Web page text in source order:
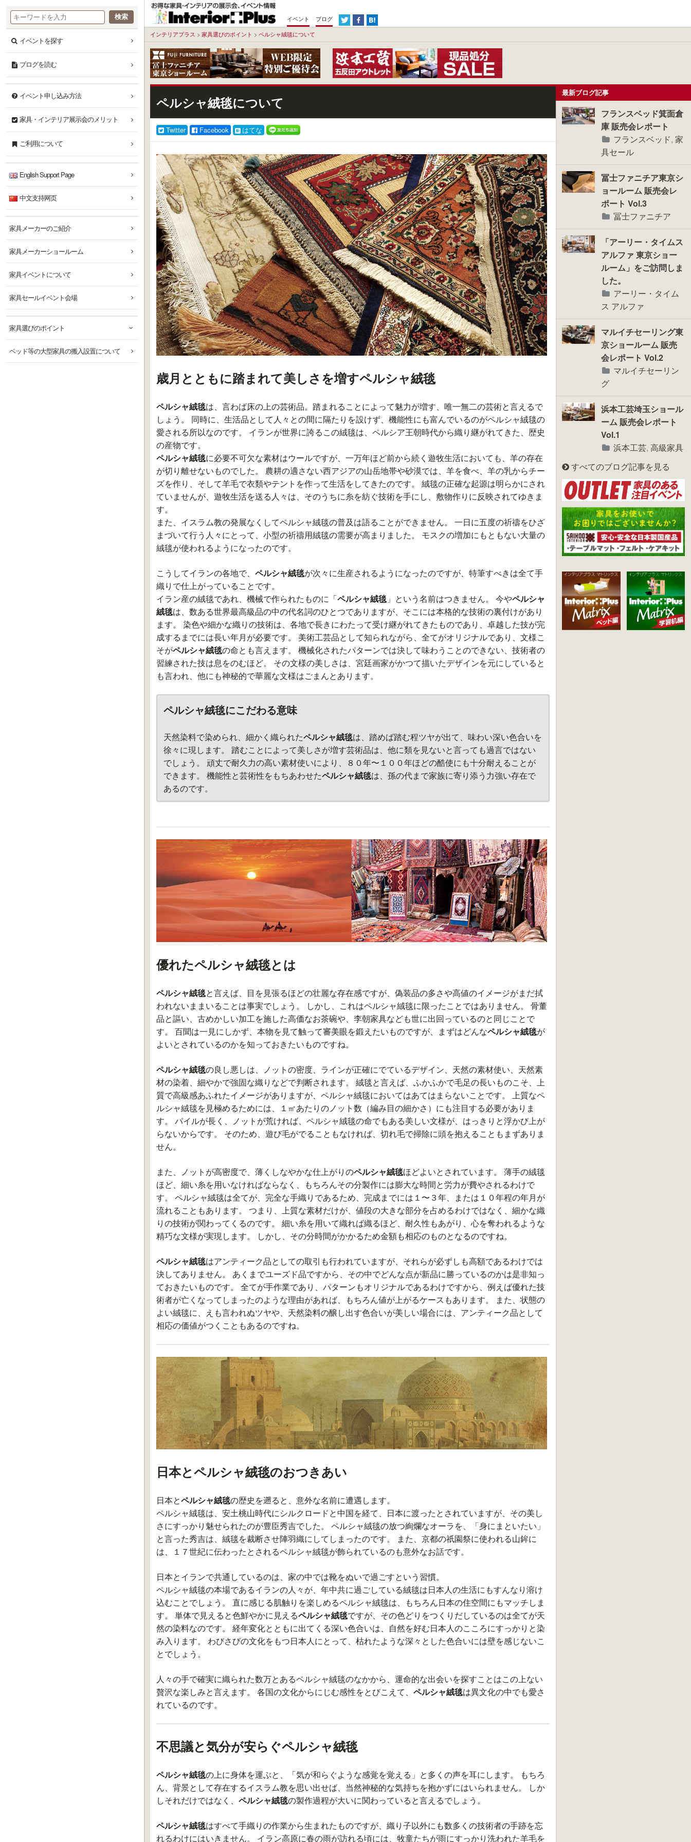
本
へ
イベント
ブログ
インテリアプラス > 家具選びのポイント > ペルシャ絨毯について
ペルシャ絨毯について
Twitter Facebook はてな
歳月とともに踏まれて美しさを増すペルシャ絨毯
ペルシャ絨毯は、言わば床の上の芸術品。踏まれることによって魅力が増す、唯一無二の芸術と言えるで
しょう。 同時に、生活品として人々との間に隔たりを設けず、機能性にも富んでいるのがペルシャ絨毯の
愛される所以なのです。 イランが世界に誇るこの絨毯は、ペルシア王朝時代から織り継がれてきた、歴史
の産物です。
ペルシャ絨毯に必要不可欠な素材はウールですが、一万年ほど前から続く遊牧生活においても、羊の存在
が切り離せないものでした。 農耕の適さない西アジアの山岳地帯や砂漠では、羊を食べ、羊の乳からチー
ズを作り、そして羊毛で衣類やテントを作って生活をしてきたのです。 絨毯の正確な起源は明らかにされ
ていませんが、遊牧生活を送る人々は、そのうちに糸を紡ぐ技術を手にし、敷物作りに反映されてゆきま
す。
また、イスラム教の発展なくしてペルシャ絨毯の普及は語ることができません。 一日に五度の祈禱をひざ
まづいて行う人々にとって、小型の祈禱用絨毯の需要が高まりました。 モスクの増加にもともない大量の
絨毯が使われるようになったのです。
こうしてイランの各地で、 ペルシャ絨毯が次々に生産されるようになったのですが、特筆すべきは全て手
織りで仕上がっていることです。
イラン産の絨毯であれ、機械で作られたものに「ペルシャ絨毯」という名前はつきません。 今やペルシャ
絨毯は、数ある世界最高級品の中の代名詞のひとつでありますが、そこには本格的な技術の裏付けがあり
ます。 染色や細かな織りの技術は、各地で長きにわたって受け継がれてきたものであり、卓越した技が完
成するまでには長い年月が必要です。 美術工芸品として知られながら、全てがオリジナルであり、文様こ
そがペルシャ絨毯の命とも言えます。 機械化されたパターンでは決して味わうことのできない、技術者の
習練された技は息をのむほど。 その文様の美しさは、宮廷画家がかつて描いたデザインを元にしていると
も言われ、他にも神秘的で華麗な文様はごまんとあります。
ペルシャ絨毯にこだわる意味
天然染料で染められ、細かく織られたペルシャ絨毯は、踏めば踏む程ツヤが出て、味わい深い色合いを
徐々に現します。 踏むことによって美しさが増す芸術品は、他に類を見ないと言っても過言ではない
でしょう。 頑丈で耐久力の高い素材使いにより、８０年〜１００年ほどの酷使にも十分耐えることが
できます。 機能性と芸術性をもちあわせたペルシャ絨毯は、孫の代まで家族に寄り添う力強い存在で
あるのです。
優れたペルシャ絨毯とは
ペルシャ絨毯と言えば、目を見張るほどの壮麗な存在感ですが、偽装品の多さや高値のイメージがまだ拭
われないままいることは事実でしょう。 しかし、これはペルシャ絨毯に限ったことではありません。 骨董
品と謳い、古めかしい加工を施した高価なお茶碗や、李朝家具なども世に出回っているのと同じことで
す。 百聞は一見にしかず、本物を見て触って審美眼を鍛えたいものですが、まずはどんなペルシャ絨毯が
よいとされているのかを知っておきたいものですね。
ペルシャ絨毯の良し悪しは、ノットの密度、ラインが正確にでているデザイン、天然の素材使い、天然素
材の染着、細やかで強固な織りなどで判断されます。 絨毯と言えば、ふかふかで毛足の長いものこそ、上
質で高級感あふれたイメージがありますが、ペルシャ絨毯においてはあてはまらないことです。 上質なペ
ルシャ絨毯を見極めるためには、１㎡あたりのノット数（編み目の細かさ）にも注目する必要がありま
す。 パイルが長く、ノットが荒ければ、ペルシャ絨毯の命でもある美しい文様が、はっきりと浮かび上が
らないからです。 そのため、遊び毛がでることもなければ、切れ毛で掃除に頭を抱えることもまずありま
せん。
また、ノットが高密度で、薄くしなやかな仕上がりのペルシャ絨毯ほどよいとされています。 薄手の絨毯
ほど、細い糸を用いなければならなく、もちろんその分製作には膨大な時間と労力が費やされるわけで
す。 ペルシャ絨毯は全てが、完全な手織りであるため、完成までには１〜３年、または１０年程の年月が
流れることもあります。 つまり、上質な素材だけが、値段の大きな部分を占めるわけではなく、細かな織
りの技術が関わってくるのです。 細い糸を用いて織れば織るほど、耐久性もあがり、心を奪われるような
精巧な文様が実現します。 しかし、その分時間がかかるため金額も相応のものとなるのですね。
ペルシャ絨毯はアンティーク品としての取引も行われていますが、それらが必ずしも高額であるわけでは
決してありません。 あくまでユーズド品ですから、その中でどんな点が新品に勝っているのかは是非知っ
ておきたいものです。 全てが手作業であり、パターンもオリジナルであるわけですから、例えば優れた技
術者が亡くなってしまったのような理由があれば、もちろん値が上がるケースもあります。 また、状態の
よい絨毯に、えも言われぬツヤや、天然染料の醸し出す色合いが美しい場合には、アンティーク品として
相応の価値がつくこともあるのですね。
日本とペルシャ絨毯のおつきあい
日本とペルシャ絨毯の歴史を遡ると、意外な名前に遭遇します。
ペルシャ絨毯は、安土桃山時代にシルクロードと中国を経て、日本に渡ったとされていますが、その美し
さにすっかり魅せられたのが豊臣秀吉でした。 ペルシャ絨毯の放つ絢爛なオーラを、「身にまといたい」
と言った秀吉は、絨毯を裁断させ陣羽織にしてしまったのです。 また、京都の祇園祭に使われる山鉾に
は、１７世紀に伝わったとされるペルシャ絨毯が飾られているのも意外なお話です。
日本とイランで共通しているのは、家の中では靴をぬいで過ごすという習慣。
ペルシャ絨毯の本場であるイランの人々が、年中共に過ごしている絨毯は日本人の生活にもすんなり溶け
込むことでしょう。 直に感じる肌触りを楽しめるペルシャ絨毯は、もちろん日本の住空間にもマッチしま
す。 単体で見えると色鮮やかに見えるペルシャ絨毯ですが、その色どりをつくりだしているのは全てが天
然の染料なのです。 経年変化とともに出てくる深い色合いは、自然を好む日本人のこころにすっかりと染
み入ります。 わびさびの文化をもつ日本人にとって、枯れたような深々とした色合いには壁を感じないこ
とでしょう。
人々の手で確実に織られた数万とあるペルシャ絨毯のなかから、運命的な出会いを探すことはこの上ない
贅沢な楽しみと言えます。 各国の文化からにじむ感性をとびこえて、 ペルシャ絨毯は異文化の中でも愛さ
れているのです。
不思議と気分が安らぐペルシャ絨毯
ペルシャ絨毯の上に身体を運ぶと、「気が和らぐような感覚を覚える」と多くの声を耳にします。 もちろ
ん、背景として存在するイスラム教を思い出せば、当然神秘的な気持ちを抱かずにはいられません。 しか
しそれだけではなく、 ペルシャ絨毯の製作過程が大いに関わっていると言えるでしょう。
ペルシャ絨毯はすべて手織りの作業から生まれたものですが、織り子以外にも数多くの技術者の手跡を忘
れるわけにはいきません。 イラン高原に春の雨が訪れる頃には、牧童たちが雨にすっかり洗われた羊毛を
最新ブログ記事
フランスベッド箕面倉
庫 販売会レポート
フランスベッド, 家
具セール
冨士ファニチア東京シ
ョールーム 販売会レ
ポート Vol.3
冨士ファニチア
「アーリー・タイムス
アルファ 東京ショー
ルーム」をご訪問しま
した。
アーリー・タイム
ス アルファ
マルイチセーリング東
京ショールーム 販売
会レポート Vol.2
マルイチセーリン
グ
浜本工芸埼玉ショール
ーム 販売会レポート
Vol.1
浜本工芸,高級家具
すべてのブログ記事を見る
イベントを探す
ブログを読む
イベント申し込み方法
家具・インテリア展示会のメリット
ご利用について
English Support Page
中文支持网页
家具メーカーのご紹介
家具メーカーショールーム
家具イベントについて
家具セールイベント会場
家具選びのポイント
ベッド等の大型家具の搬入設置について